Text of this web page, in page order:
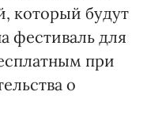
который будут
фестиваль для
при
о